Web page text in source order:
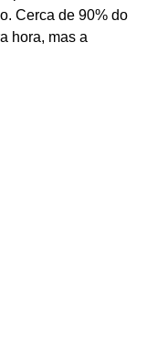
Cerca de 90% do
hora, mas a